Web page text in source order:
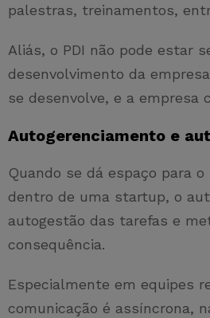
palestras, treinamentos,
Aliás, o PDI não pode estar
desenvolvimento da
se desenvolve, e a empresa
Autogerenciamento e
Quando se dá espaço para
dentro de uma startup, o
autogestão das tarefas e
consequência.
Especialmente em equipes
comunicação é assíncrona,